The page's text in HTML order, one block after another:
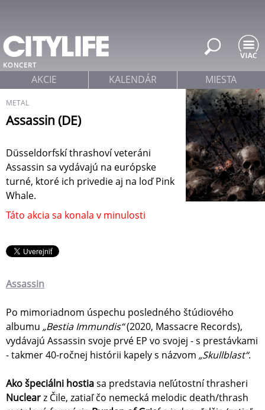
KONCERT
METAL
Assassin (DE)
Düsseldorfskí thrashoví veteráni
Assassin sa vydávajú na európske
turné, ktoré ich privedie aj na loď Pink
Whale.
Táto akcia sa konala v minulosti
Assassin
Po mimoriadnom úspechu posledného štúdiového
albumu „Bestia Immundis“(2020, Massacre Records),
vydávajú Assassin svoje prvé EP vo svojej - s prestávkami
- takmer 40-ročnej histórii kapely s názvom „Skullblast“.
Ako špeciálni hostiasa predstavia neľútostní thrasheri
Nuclearz Čile, zatiaľ čo nemecká melodic death/thrash
AKCIE KALENDÁR MIESTA